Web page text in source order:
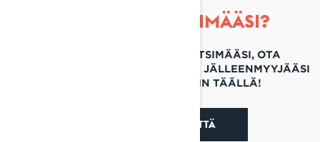
ETKÖ LÖYDÄ ETSIMÄÄSI?
JOS ET VIELÄKÄÄN LÖYDÄ ETSIMÄÄSI, OTA
YHTEYTTÄ OMAAN PAIKALLISEEN JÄLLEENMYYJÄÄSI
TAI OTA YHTEYTTÄ MEIHIN TÄÄLLÄ!
OTA MEIHIN YHTEYTTÄ